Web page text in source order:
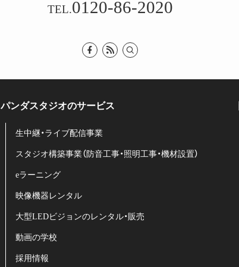
TEL.0120-86-2020
パンダスタジオのサービス
生中継・ライブ配信事業
スタジオ構築事業（防音工事・照明工事・機材設置）
eラーニング
映像機器レンタル
大型LEDビジョンのレンタル・販売
動画の学校
採用情報